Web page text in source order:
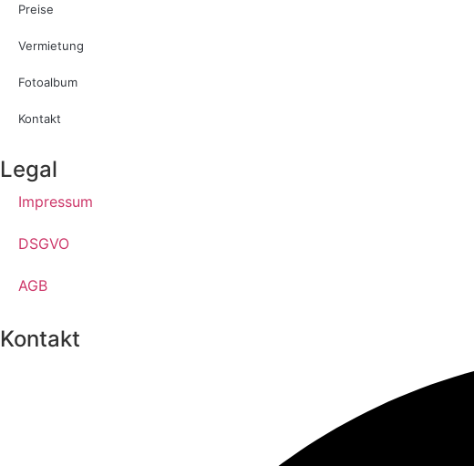
Preise
Vermietung
Fotoalbum
Kontakt
Legal
Impressum
DSGVO
AGB
Kontakt